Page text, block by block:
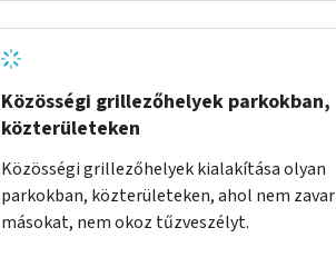
Közösségi grillezőhelyek parkokban,
közterületeken
Közösségi grillezőhelyek kialakítása olyan
parkokban, közterületeken, ahol nem zavar
másokat, nem okoz tűzveszélyt.